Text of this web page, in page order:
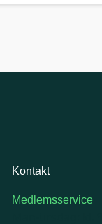
Kontakt
Medlemsservice